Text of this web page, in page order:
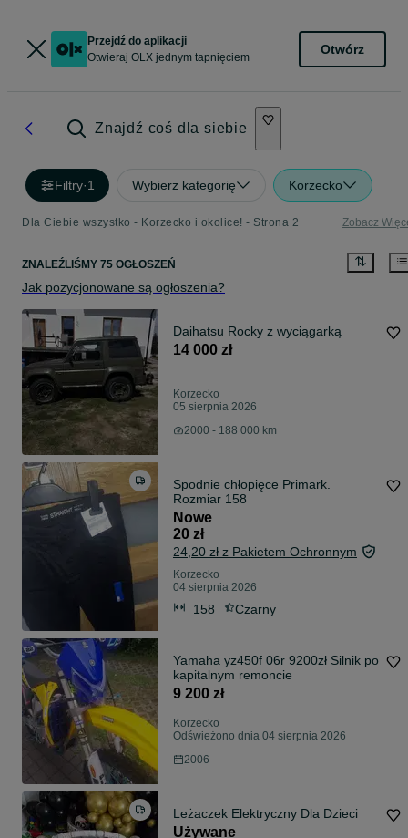
Przejdź do aplikacji
Otwieraj OLX jednym tapnięciem
Otwórz
Znajdź coś dla siebie
Filtry·1 Wybierz kategorię Korzecko
Dla Ciebie wszystko - Korzecko i okolice! - Strona 2 Zobacz
ZNALEŹLIŚMY 75 OGŁOSZEŃ
Jak pozycjonowane są ogłoszenia?
Daihatsu Rocky z wyciągarką
14 000 zł
Korzecko
05 sierpnia 2026
2000 - 188 000 km
Spodnie chłopięce Primark.
Rozmiar 158
Nowe
20 zł
24,20 zł z Pakietem Ochronnym
Korzecko
04 sierpnia 2026
158 Czarny
Yamaha yz450f 06r 9200zł Silnik po
kapitalnym remoncie
9 200 zł
Korzecko
Odświeżono dnia 04 sierpnia 2026
2006
Leżaczek Elektryczny Dla Dzieci
Używane